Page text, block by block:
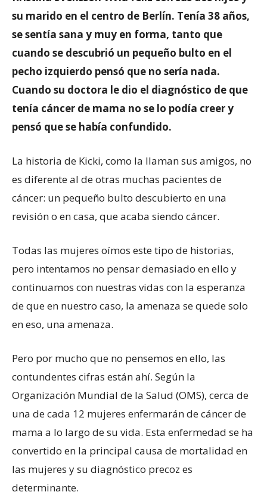
su marido en el centro de Berlín. Tenía 38 años,
se sentía sana y muy en forma, tanto que
cuando se descubrió un pequeño bulto en el
pecho izquierdo pensó que no sería nada.
Cuando su doctora le dio el diagnóstico de que
tenía cáncer de mama no se lo podía creer y
pensó que se había confundido.
La historia de Kicki, como la llaman sus amigos, no
es diferente al de otras muchas pacientes de
cáncer: un pequeño bulto descubierto en una
revisión o en casa, que acaba siendo cáncer.
Todas las mujeres oímos este tipo de historias,
pero intentamos no pensar demasiado en ello y
continuamos con nuestras vidas con la esperanza
de que en nuestro caso, la amenaza se quede solo
en eso, una amenaza.
Pero por mucho que no pensemos en ello, las
contundentes cifras están ahí. Según la
Organización Mundial de la Salud (OMS), cerca de
una de cada 12 mujeres enfermarán de cáncer de
mama a lo largo de su vida. Esta enfermedad se ha
convertido en la principal causa de mortalidad en
las mujeres y su diagnóstico precoz es
determinante.